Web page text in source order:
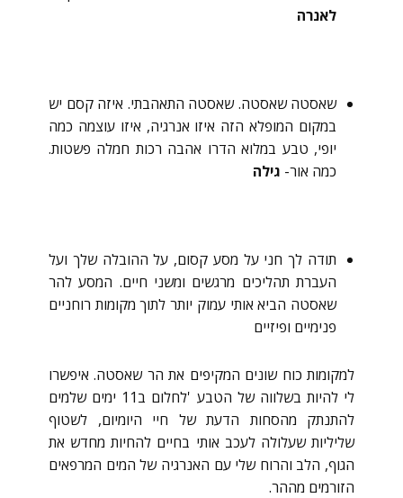
לאנרה
שאסטה שאסטה. שאסטה התאהבתי. איזה קסם יש
במקום המופלא הזה איזו אנרגיה, איזו עוצמה כמה
יופי, טבע במלוא הדרו אהבה רכות חמלה פשטות.
כמה אור- גילה
תודה לך חני על מסע קסום, על ההובלה שלך ועל
העברת תהליכים מרגשים ומשני חיים. המסע להר
שאסטה הביא אותי עמוק יותר לתוך מקומות רוחניים
פנימיים ופיזיים
למקומות כוח שונים המקיפים את הר שאסטה. איפשרו
לי להיות בשלווה של הטבע 'לחלום ב11 ימים שלמים
להתנתק מהסחות הדעת של חיי היומיום, לשטוף
שליליות שעלולה לעכב אותי בחיים להחיות מחדש את
הגוף, הלב והרוח שלי עם האנרגיה של המים המרפאים
הזורמים מההר.